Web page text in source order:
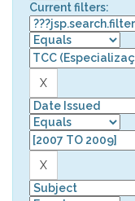
Current filters: